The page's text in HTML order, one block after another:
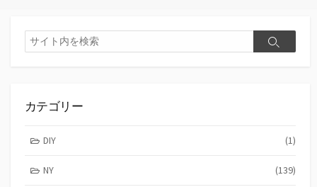
検
索
検
カテゴリー
DIY (1)
NY (139)